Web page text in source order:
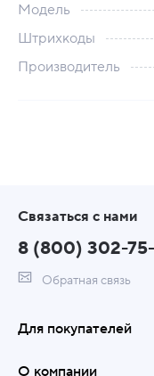
Модель
Штрихкоды
Производитель
Связаться с нами
8 (800) 302-
Обратная связь
Для покупателей
О компании